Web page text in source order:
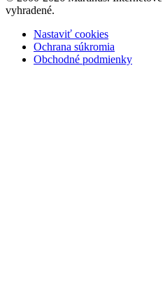
vyhradené.
Nastaviť cookies
Ochrana súkromia
Obchodné podmienky